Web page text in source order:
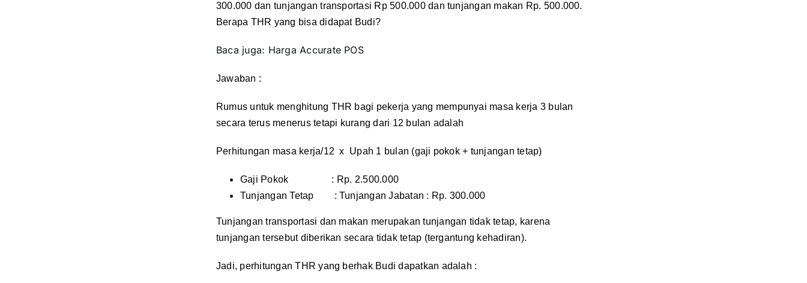
300.000 dan tunjangan transportasi Rp 500.000 dan tunjangan makan Rp. 500.000.
Berapa THR yang bisa didapat Budi?
Baca juga: Harga Accurate POS
Jawaban :
Rumus untuk menghitung THR bagi pekerja yang mempunyai masa kerja 3 bulan
secara terus menerus tetapi kurang dari 12 bulan adalah
Perhitungan masa kerja/12 x Upah 1 bulan (gaji pokok + tunjangan tetap)
Gaji Pokok : Rp. 2.500.000
Tunjangan Tetap : Tunjangan Jabatan : Rp. 300.000
Tunjangan transportasi dan makan merupakan tunjangan tidak tetap, karena
tunjangan tersebut diberikan secara tidak tetap (tergantung kehadiran).
Jadi, perhitungan THR yang berhak Budi dapatkan adalah :